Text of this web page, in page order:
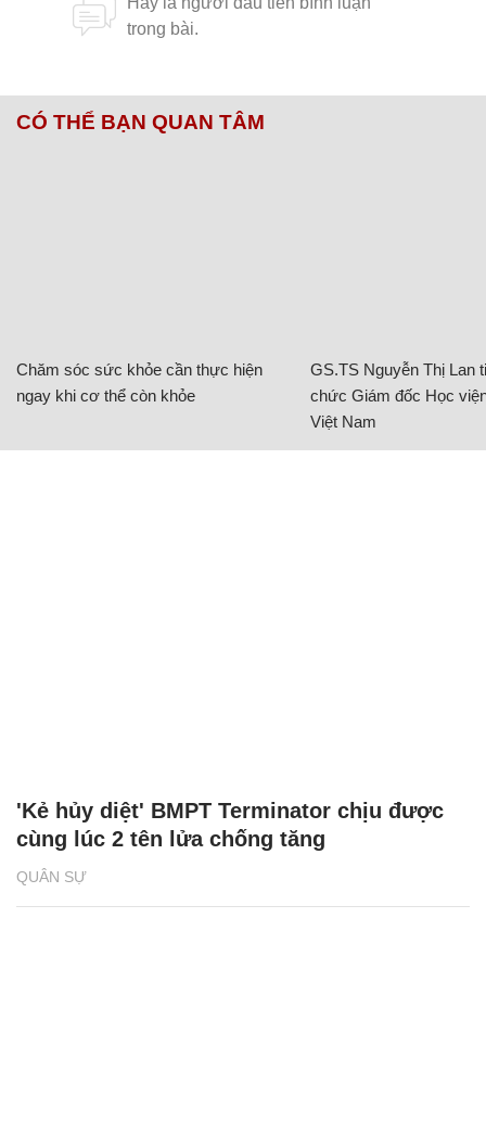
CÓ THỂ BẠN QUAN TÂM
Chăm sóc sức khỏe cần thực hiện
ngay khi cơ thể còn khỏe
GS.TS Nguyễn Thị Lan
chức Giám đốc Học
Việt Nam
QUÂN SỰ
'Kẻ hủy diệt' BMPT Terminator chịu được
cùng lúc 2 tên lửa chống tăng